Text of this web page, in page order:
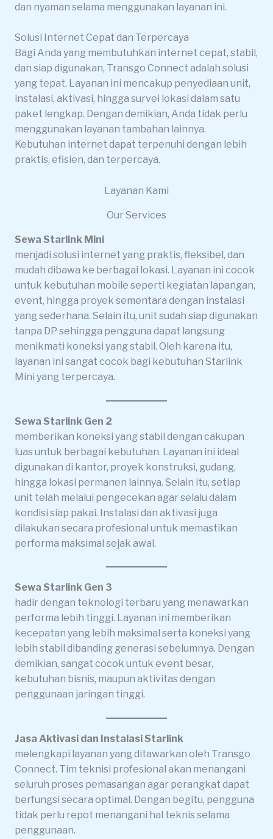
dan nyaman selama menggunakan layanan ini.
Solusi Internet Cepat dan Terpercaya
Bagi Anda yang membutuhkan internet cepat, stabil,
dan siap digunakan, Transgo Connect adalah solusi
yang tepat. Layanan ini mencakup penyediaan unit,
instalasi, aktivasi, hingga survei lokasi dalam satu
paket lengkap. Dengan demikian, Anda tidak perlu
menggunakan layanan tambahan lainnya.
Kebutuhan internet dapat terpenuhi dengan lebih
praktis, efisien, dan terpercaya.
Layanan Kami
Our Services
Sewa Starlink Mini
menjadi solusi internet yang praktis, fleksibel, dan
mudah dibawa ke berbagai lokasi. Layanan ini cocok
untuk kebutuhan mobile seperti kegiatan lapangan,
event, hingga proyek sementara dengan instalasi
yang sederhana. Selain itu, unit sudah siap digunakan
tanpa DP sehingga pengguna dapat langsung
menikmati koneksi yang stabil. Oleh karena itu,
layanan ini sangat cocok bagi kebutuhan Starlink
Mini yang terpercaya.
Sewa Starlink Gen 2
memberikan koneksi yang stabil dengan cakupan
luas untuk berbagai kebutuhan. Layanan ini ideal
digunakan di kantor, proyek konstruksi, gudang,
hingga lokasi permanen lainnya. Selain itu, setiap
unit telah melalui pengecekan agar selalu dalam
kondisi siap pakai. Instalasi dan aktivasi juga
dilakukan secara profesional untuk memastikan
performa maksimal sejak awal.
Sewa Starlink Gen 3
hadir dengan teknologi terbaru yang menawarkan
performa lebih tinggi. Layanan ini memberikan
kecepatan yang lebih maksimal serta koneksi yang
lebih stabil dibanding generasi sebelumnya. Dengan
demikian, sangat cocok untuk event besar,
kebutuhan bisnis, maupun aktivitas dengan
penggunaan jaringan tinggi.
Jasa Aktivasi dan Instalasi Starlink
melengkapi layanan yang ditawarkan oleh Transgo
Connect. Tim teknisi profesional akan menangani
seluruh proses pemasangan agar perangkat dapat
berfungsi secara optimal. Dengan begitu, pengguna
tidak perlu repot menangani hal teknis selama
penggunaan.